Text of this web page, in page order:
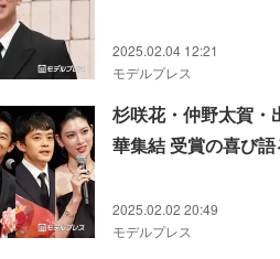
2025.02.04 12:21
モデルプレス
杉咲花・仲野太賀・
華集結 受賞の喜び語
2025.02.02 20:49
モデルプレス